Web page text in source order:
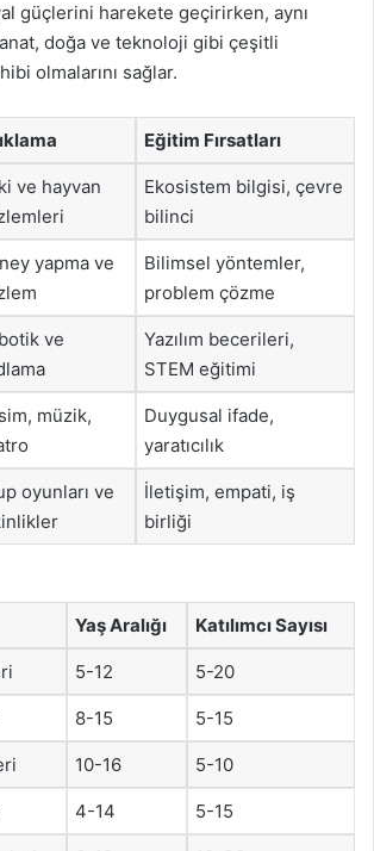
güçlerini harekete geçirirken, aynı
doğa ve teknoloji gibi çeşitli
olmalarını sağlar.
Eğitim Fırsatları
ve hayvan
Ekosistem bilgisi, çevre
bilinci
yapma ve
Bilimsel yöntemler,
problem çözme
ve
Yazılım becerileri,
STEM eğitimi
müzik,
Duygusal ifade,
yaratıcılık
oyunları ve
İletişim, empati, iş
birliği
Yaş Aralığı Katılımcı Sayısı
5-12 5-20
8-15 5-15
10-16 5-10
4-14 5-15